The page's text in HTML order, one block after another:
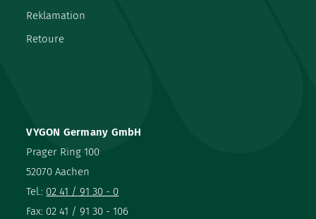
VYGON Germany GmbH
Prager Ring 100
52070 Aachen
Tel.: 02 41 / 91 30 - 0
Fax: 02 41 / 91 30 - 106
Reklamation
Retoure